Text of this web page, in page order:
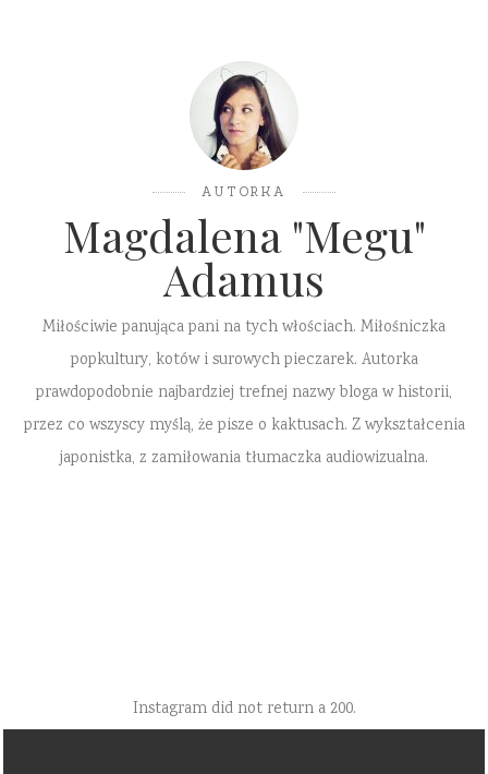
AUTORKA
Magdalena "Megu"
Adamus
Miłościwie panująca pani na tych włościach. Miłośniczka
popkultury, kotów i surowych pieczarek. Autorka
prawdopodobnie najbardziej trefnej nazwy bloga w historii,
przez co wszyscy myślą, że pisze o kaktusach. Z wykształcenia
japonistka, z zamiłowania tłumaczka audiowizualna.
Instagram did not return a 200.